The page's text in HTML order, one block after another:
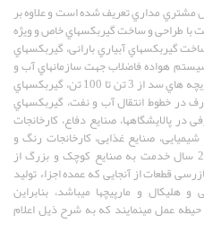
مشتري مداري تعریف شده است و علاوه بر
با طراحی و ساخت گیربکسهاي خاص و ویژه
گیربکسهاي آبیاري بارانی، گیربکسهاي
هواده فاضلاب جهت سازمانهاي آب و
فاضلاب و کارخانجات، وینچهاي مخصوص دریچه هاي سد از 3 تن تا 100 تن، گیربکسهاي
خطوط انتقال آب و نفت، گیربکسهاي
پالایشگاهها، صنایع دفاع، کارخانجات
صنایع غذایی، کارخانجات رنگ و
لعاب، صنایع مس و فولاد و …. بوده و 22 سال خدمت به صنایع کوچک و بزرگ از
قطعات از آنجایی که عمده اجزاء تولید
و مارپیچها میباشد، بنابراین
حیطه عمل مینمایند که به شرح ذیل اعلام